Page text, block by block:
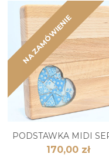
NA ZAMÓWIENIE
PODSTAWKA MIDI
170,00 zł